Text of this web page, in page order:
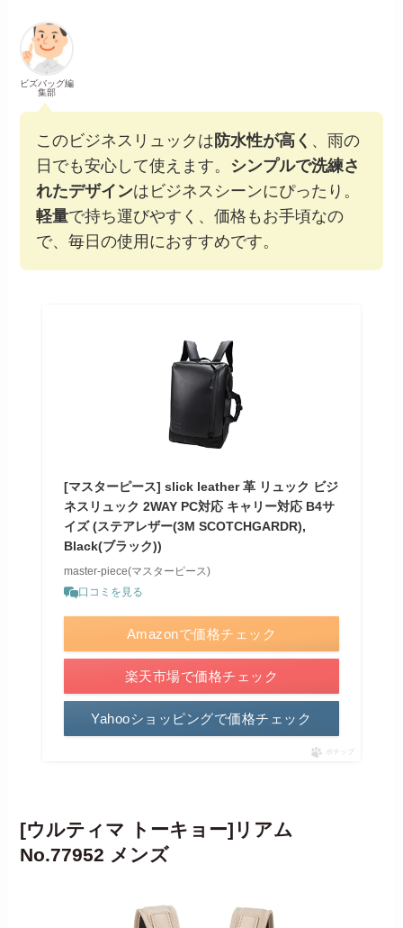
ビズバッグ編
集部
このビジネスリュックは 防水性が高く 、雨の
日でも安心して使えます。 シンプルで洗練さ
れたデザインはビジネスシーンにぴったり。
軽量で持ち運びやすく、価格もお手頃なの
で、毎日の使用におすすめです。
[マスターピース] slick leather 革 リュック ビジ
ネスリュック 2WAY PC対応 キャリー対応 B4サ
イズ (ステアレザー(3M SCOTCHGARDR),
Black(ブラック))
master-piece(マスターピース)
口コミを見る
Amazonで価格チェック
楽天市場で価格チェック
Yahooショッピングで価格チェック
ポチップ
[ウルティマ トーキョー]リアム
No.77952 メンズ